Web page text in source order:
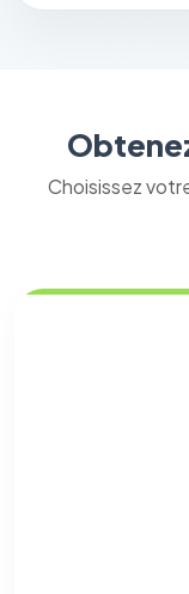
Choisissez